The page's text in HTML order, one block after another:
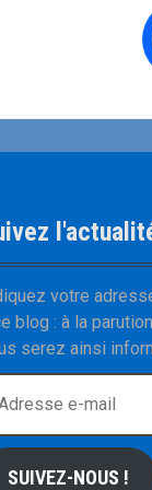
votre
blog : à la
serez ainsi
SUIVEZ-NOUS !